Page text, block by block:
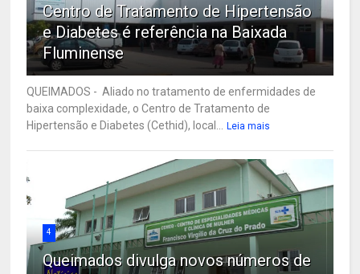
Centro de Tratamento de Hipertensão
e Diabetes é referência na Baixada
Fluminense
QUEIMADOS - Aliado no tratamento de enfermidades de
baixa complexidade, o Centro de Tratamento de
Hipertensão e Diabetes (Cethid), local...
Leia mais
4
Queimados divulga novos números de